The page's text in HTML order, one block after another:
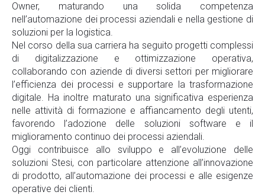
Owner, maturando una solida competenza
nell’automazione dei processi aziendali e nella gestione di
soluzioni per la logistica.
Nel corso della sua carriera ha seguito progetti complessi
di digitalizzazione e ottimizzazione operativa,
collaborando con aziende di diversi settori per migliorare
l’efficienza dei processi e supportare la trasformazione
digitale. Ha inoltre maturato una significativa esperienza
nelle attività di formazione e affiancamento degli utenti,
favorendo l’adozione delle soluzioni software e il
miglioramento continuo dei processi aziendali.
Oggi contribuisce allo sviluppo e all’evoluzione delle
soluzioni Stesi, con particolare attenzione all’innovazione
di prodotto, all’automazione dei processi e alle esigenze
operative dei clienti.